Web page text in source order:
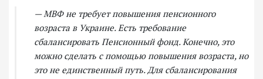
— МВФ не требует повышения пенсионного
возраста в Украине. Есть требование
сбалансировать Пенсионный фонд. Конечно, это
можно сделать с помощью повышения возраста, но
это не единственный путь. Для сбалансирования